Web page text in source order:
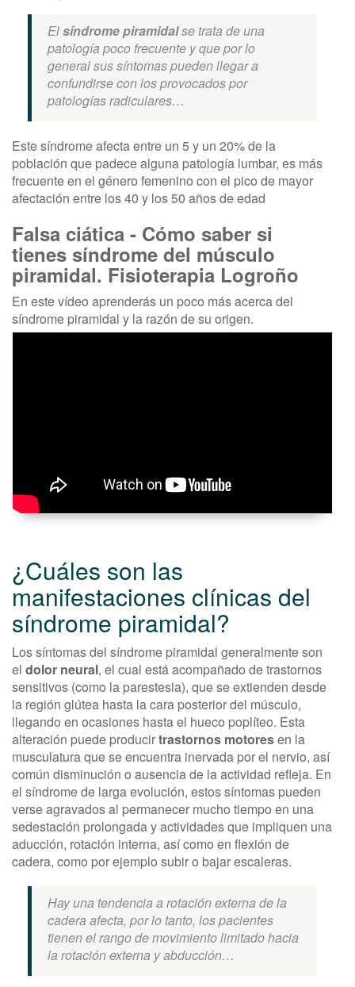
Elsíndrome piramidalse trata de una
patología poco frecuente y que por lo
general sus síntomas pueden llegar a
confundirse con los provocados por
patologías radiculares…
Este síndrome afecta entre un 5 y un 20% de la
población que padece alguna patología lumbar, es más
frecuente en el género femenino con el pico de mayor
afectación entre los 40 y los 50 años de edad
Falsa ciática - Cómo saber si
tienes síndrome del músculo
piramidal. Fisioterapia Logroño
En este vídeo aprenderás un poco más acerca del
síndrome piramidal y la razón de su origen.
¿Cuáles son las
manifestaciones clínicas del
síndrome piramidal?
Los síntomas del síndrome piramidal generalmente son
el dolor neural, el cual está acompañado de trastornos
sensitivos (como la parestesia), que se extienden desde
la región glútea hasta la cara posterior del músculo,
llegando en ocasiones hasta el hueco poplíteo. Esta
alteración puede producirtrastornos motoresen la
musculatura que se encuentra inervada por el nervio, así
común disminución o ausencia de la actividad refleja. En
el síndrome de larga evolución, estos síntomas pueden
verse agravados al permanecer mucho tiempo en una
sedestación prolongada y actividades que impliquen una
aducción, rotación interna, así como en flexión de
cadera, como por ejemplo subir o bajar escaleras.
Hay una tendencia a rotación externa de la
cadera afecta, por lo tanto, los pacientes
tienen el rango de movimiento limitado hacia
la rotación externa y abducción…